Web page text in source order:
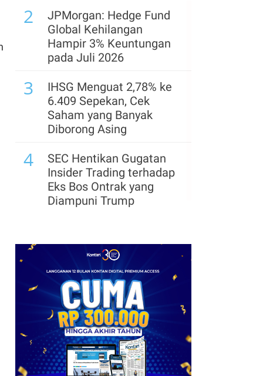
2
JPMorgan: Hedge Fund
Global Kehilangan
Hampir 3% Keuntungan
pada Juli 2026
3
IHSG Menguat 2,78% ke
6.409 Sepekan, Cek
Saham yang Banyak
Diborong Asing
4
SEC Hentikan Gugatan
Insider Trading terhadap
Eks Bos Ontrak yang
Diampuni Trump